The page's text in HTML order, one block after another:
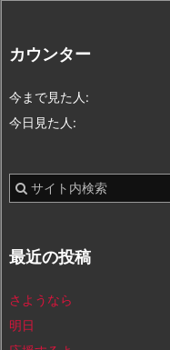
カウンター
今まで見た人:
今日見た人:
最近の投稿
さようなら
明日